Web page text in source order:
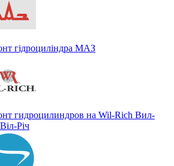
гідроциліндра МАЗ
гидроцилиндров на Wil-Rich Вил-
Річ